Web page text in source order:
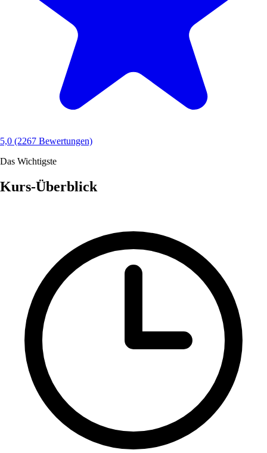
5,0 (2267 Bewertungen)
Das Wichtigste
Kurs-Überblick